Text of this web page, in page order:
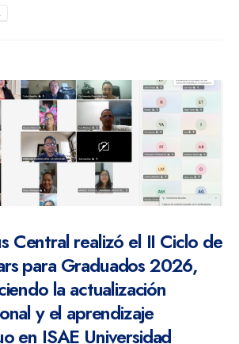
Central realizó el II Ciclo de
para Graduados 2026,
la actualización
y el aprendizaje
en ISAE Universidad